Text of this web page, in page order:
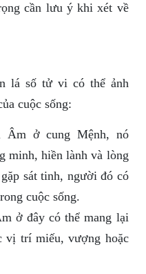
cần lưu ý khi xét về
lá số tử vi có thể ảnh
cuộc sống:
Âm ở cung Mệnh, nó
minh, hiền lành và lòng
sát tinh, người đó có
cuộc sống.
ở đây có thể mang lại
vị trí miếu, vượng hoặc